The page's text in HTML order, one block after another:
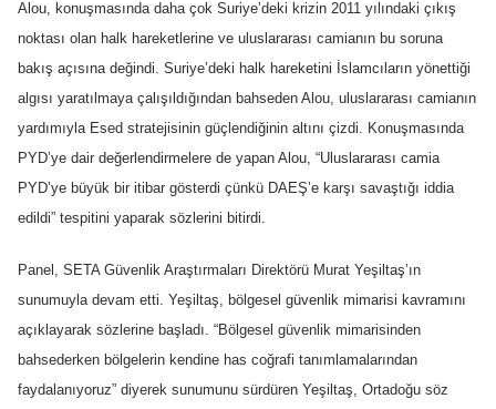
Alou, konuşmasında daha çok Suriye’deki krizin 2011 yılındaki çıkış
noktası olan halk hareketlerine ve uluslararası camianın bu soruna
bakış açısına değindi. Suriye’deki halk hareketini İslamcıların yönettiği
algısı yaratılmaya çalışıldığından bahseden Alou, uluslararası camianın
yardımıyla Esed stratejisinin güçlendiğinin altını çizdi. Konuşmasında
PYD’ye dair değerlendirmelere de yapan Alou, “Uluslararası camia
PYD’ye büyük bir itibar gösterdi çünkü DAEŞ’e karşı savaştığı iddia
edildi” tespitini yaparak sözlerini bitirdi.
Panel, SETA Güvenlik Araştırmaları Direktörü Murat Yeşiltaş’ın
sunumuyla devam etti. Yeşiltaş, bölgesel güvenlik mimarisi kavramını
açıklayarak sözlerine başladı. “Bölgesel güvenlik mimarisinden
bahsederken bölgelerin kendine has coğrafi tanımlamalarından
faydalanıyoruz” diyerek sunumunu sürdüren Yeşiltaş, Ortadoğu söz